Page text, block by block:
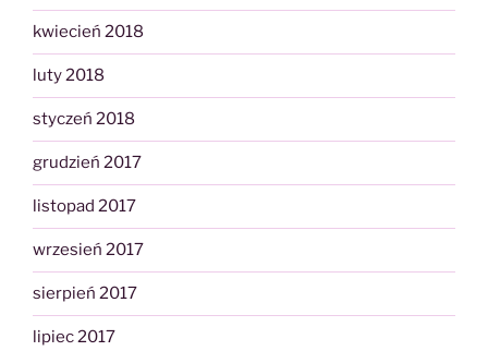
kwiecień 2018
luty 2018
styczeń 2018
grudzień 2017
listopad 2017
wrzesień 2017
sierpień 2017
lipiec 2017